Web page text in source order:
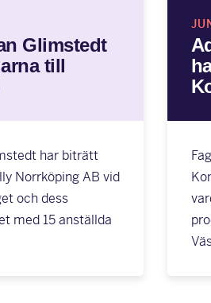
Glimstedt
till
har biträtt
Norrköping AB vid
och dess
med 15 anställda